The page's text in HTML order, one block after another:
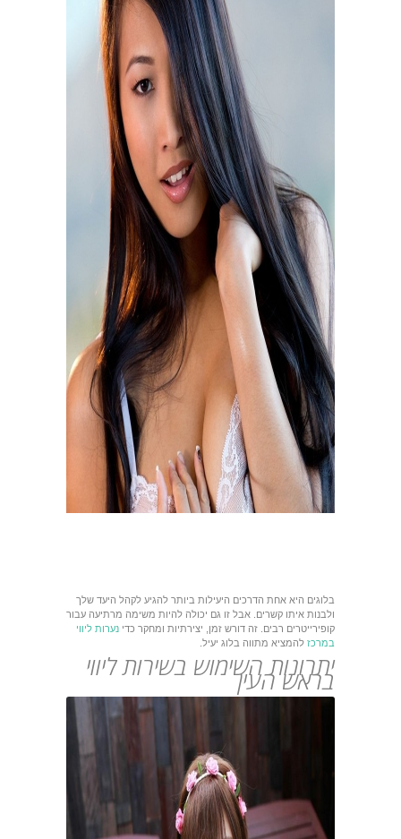
בלוגים היא אחת הדרכים היעילות ביותר להגיע לקהל היעד שלך
ולבנות איתו קשרים. אבל זו גם יכולה להיות משימה מרתיעה עבור
קופירייטרים רבים. זה דורש זמן, יצירתיות ומחקר כדי נערות ליווי
במרכז להמציא מתווה בלוג יעיל.
יתרונות השימוש בשירות ליווי
בראש העין